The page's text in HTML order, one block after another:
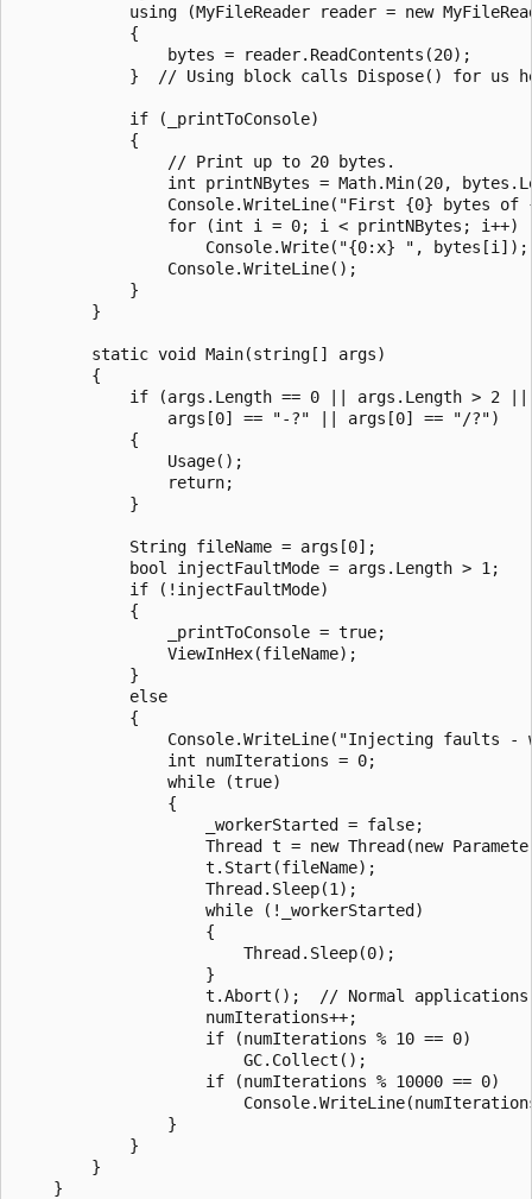
using (MyFileReader reader = new
            {
                bytes = reader.ReadContents(20);
}  // Using block calls Dispose() for us
            if (_printToConsole)
            {
                // Print up to 20 bytes.
int printNBytes = Math.Min(20,
Console.WriteLine("First {0} bytes of
                for (int i = 0; i < printNBytes; i++)
                    Console.Write("{0:x} ", bytes[i]);
                Console.WriteLine();
            }
        }
        static void Main(string[] args)
        {
            if (args.Length == 0 || args.Length > 2 ||
                args[0] == "-?" || args[0] == "/?")
            {
                Usage();
                return;
            }
            String fileName = args[0];
            bool injectFaultMode = args.Length > 1;
            if (!injectFaultMode)
            {
                _printToConsole = true;
                ViewInHex(fileName);
            }
            else
            {
Console.WriteLine("Injecting faults
                int numIterations = 0;
                while (true)
                {
                    _workerStarted = false;
Thread t = new Thread(new
                    t.Start(fileName);
                    Thread.Sleep(1);
                    while (!_workerStarted)
                    {
                        Thread.Sleep(0);
                    }
t.Abort();  // Normal
                    numIterations++;
                    if (numIterations % 10 == 0)
                        GC.Collect();
                    if (numIterations % 10000 == 0)
                }
            }
        }
    }